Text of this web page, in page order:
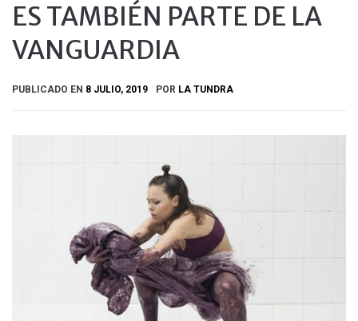
ES TAMBIÉN PARTE DE LA
VANGUARDIA
PUBLICADO EN 8 JULIO, 2019 POR LA TUNDRA